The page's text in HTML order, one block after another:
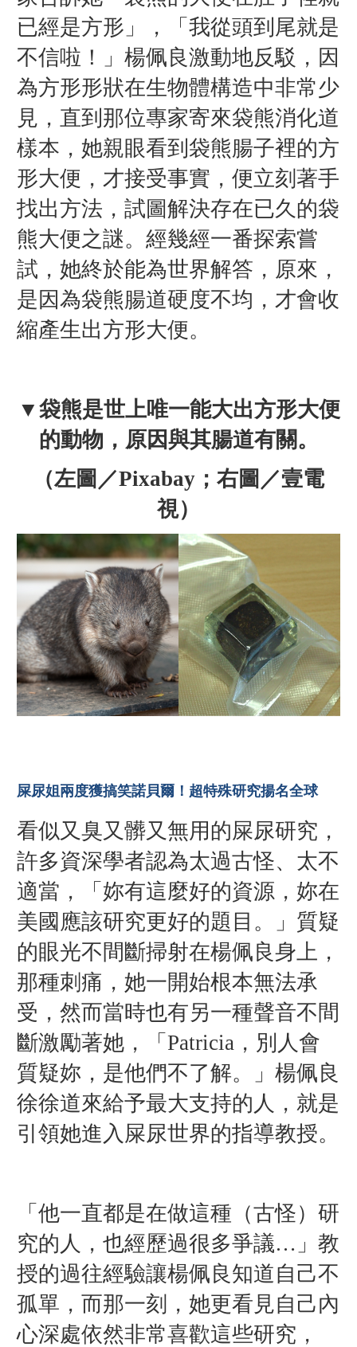
已經是方形」，「我從頭到尾就是
不信啦！」楊佩良激動地反駁，因
為方形形狀在生物體構造中非常少
見，直到那位專家寄來袋熊消化道
樣本，她親眼看到袋熊腸子裡的方
形大便，才接受事實，便立刻著手
找出方法，試圖解決存在已久的袋
熊大便之謎。經幾經一番探索嘗
試，她終於能為世界解答，原來，
是因為袋熊腸道硬度不均，才會收
縮產生出方形大便。
▼袋熊是世上唯一能大出方形大便
的動物，原因與其腸道有關。
（左圖／Pixabay；右圖／壹電
視）
屎尿姐兩度獲搞笑諾貝爾！超特殊研究揚名全球
看似又臭又髒又無用的屎尿研究，
許多資深學者認為太過古怪、太不
適當，「妳有這麼好的資源，妳在
美國應該研究更好的題目。」質疑
的眼光不間斷掃射在楊佩良身上，
那種刺痛，她一開始根本無法承
受，然而當時也有另一種聲音不間
斷激勵著她，「Patricia，別人會
質疑妳，是他們不了解。」楊佩良
徐徐道來給予最大支持的人，就是
引領她進入屎尿世界的指導教授。
「他一直都是在做這種（古怪）研
究的人，也經歷過很多爭議…」教
授的過往經驗讓楊佩良知道自己不
孤單，而那一刻，她更看見自己內
心深處依然非常喜歡這些研究，